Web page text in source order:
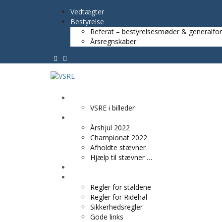
Vedtægter
Bestyrelse
Referat – bestyrelsesmøder &
Årsregnskaber
VSRE i billeder
Årshjul 2022
Championat 2022
Afholdte stævner
Hjælp til stævner …
Regler for staldene
Regler for Ridehal
Sikkerhedsregler
Gode links